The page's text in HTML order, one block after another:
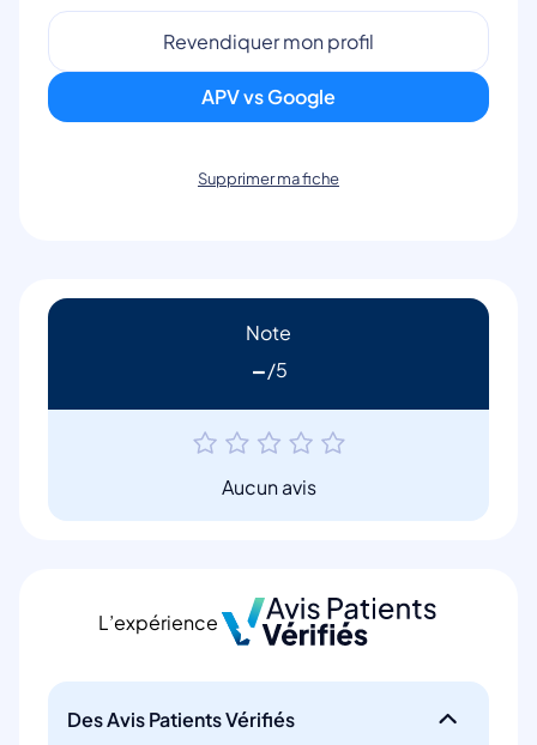
Revendiquer mon profil
APV vs Google
Supprimer ma fiche
Note
-
Aucun avis
L’expérience
Des Avis Patients Vérifiés